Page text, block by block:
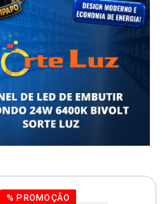
% PROMOÇÃO